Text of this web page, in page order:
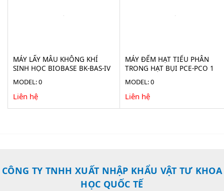
MÁY LẤY MẪU KHÔNG KHÍ
SINH HỌC BIOBASE BK-BAS-IV
MODEL: 0
Liên hệ
MÁY ĐẾM HẠT TIỂU PHÂN
TRONG HẠT BỤI PCE-PCO 1
MODEL: 0
Liên hệ
CÔNG TY TNHH XUẤT NHẬP KHẨU VẬT TƯ KHOA
HỌC QUỐC TẾ